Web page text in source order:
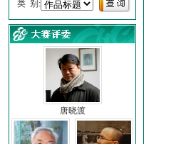
类 别:
唐晓渡